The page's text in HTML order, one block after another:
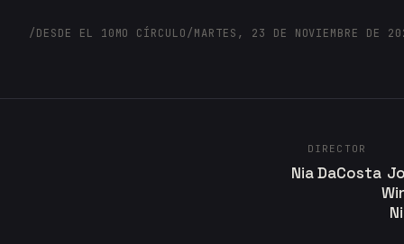
/DESDE EL 10MO CÍRCULO/MARTES, 23 DE NOVIEMBRE DE
DIRECTOR
Nia DaCosta